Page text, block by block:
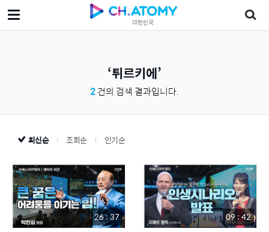
대한민국
튀르키에
2건의 검색 결과입니다.
최신순 조회순 인기순
26 : 37 09 : 42